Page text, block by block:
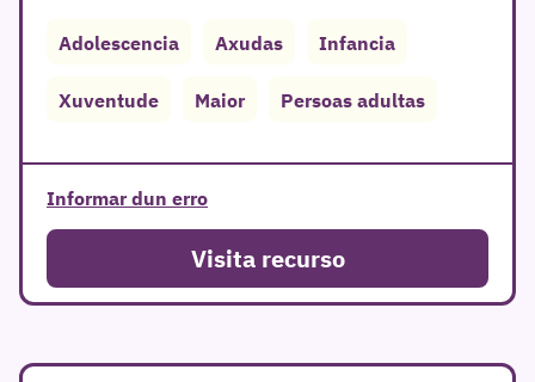
Adolescencia Axudas Infancia
Xuventude Maior Persoas adultas
Informar dun erro
Visita recurso